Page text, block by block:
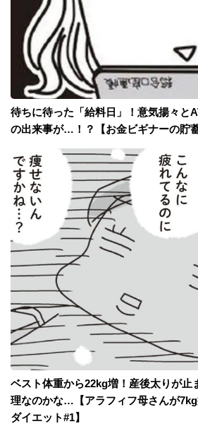
待ちに待った「給料日」！意気揚々と
の出来事が…！？【お金ビギナーの貯蓄
ベスト体重から22kg増！産後太りが止
理なのかな…【アラフィフ母さんが
ダイエット#1】